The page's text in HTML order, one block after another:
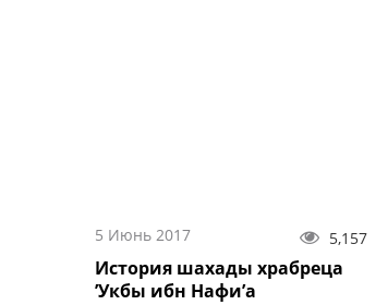
5 Июнь 2017 5,157
История шахады храбреца
’Укбы ибн Нафи’а